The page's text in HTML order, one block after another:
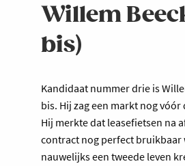
Willem
bis)
Kandidaat nummer drie is
bis. Hij zag een markt nog
Hij merkte dat leasefietsen na
contract nog perfect bruikbaar
nauwelijks een tweede leven